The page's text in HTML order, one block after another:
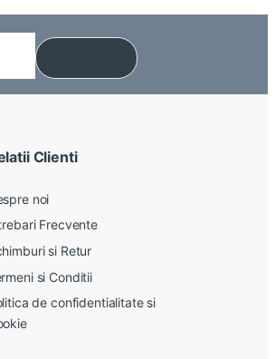
Clienti
noi
Frecvente
si Retur
si Conditii
de confidentialitate si